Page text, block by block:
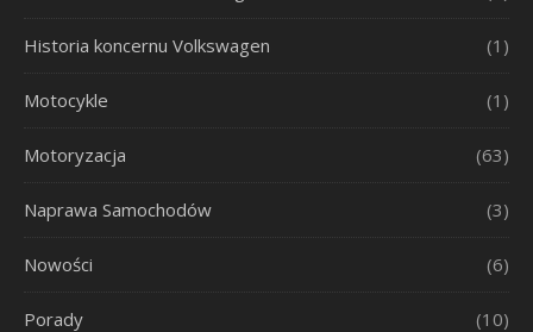
Historia koncernu Volkswagen (1)
Motocykle (1)
Motoryzacja (63)
Naprawa Samochodów (3)
Nowości (6)
Porady (10)